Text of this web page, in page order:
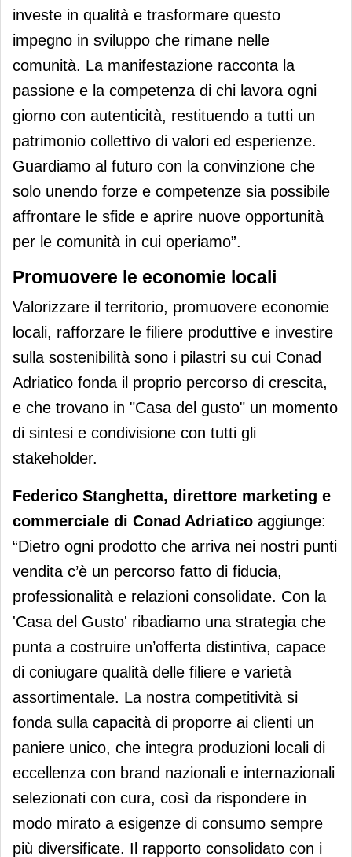
investe in qualità e trasformare questo
impegno in sviluppo che rimane nelle
comunità. La manifestazione racconta la
passione e la competenza di chi lavora ogni
giorno con autenticità, restituendo a tutti un
patrimonio collettivo di valori ed esperienze.
Guardiamo al futuro con la convinzione che
solo unendo forze e competenze sia possibile
affrontare le sfide e aprire nuove opportunità
per le comunità in cui operiamo”.
Promuovere le economie locali
Valorizzare il territorio, promuovere economie
locali, rafforzare le filiere produttive e investire
sulla sostenibilità sono i pilastri su cui Conad
Adriatico fonda il proprio percorso di crescita,
e che trovano in "Casa del gusto" un momento
di sintesi e condivisione con tutti gli
stakeholder.
Federico Stanghetta, direttore marketing e
commerciale di Conad Adriatico aggiunge:
“Dietro ogni prodotto che arriva nei nostri punti
vendita c’è un percorso fatto di fiducia,
professionalità e relazioni consolidate. Con la
'Casa del Gusto' ribadiamo una strategia che
punta a costruire un’offerta distintiva, capace
di coniugare qualità delle filiere e varietà
assortimentale. La nostra competitività si
fonda sulla capacità di proporre ai clienti un
paniere unico, che integra produzioni locali di
eccellenza con brand nazionali e internazionali
selezionati con cura, così da rispondere in
modo mirato a esigenze di consumo sempre
più diversificate. Il rapporto consolidato con i